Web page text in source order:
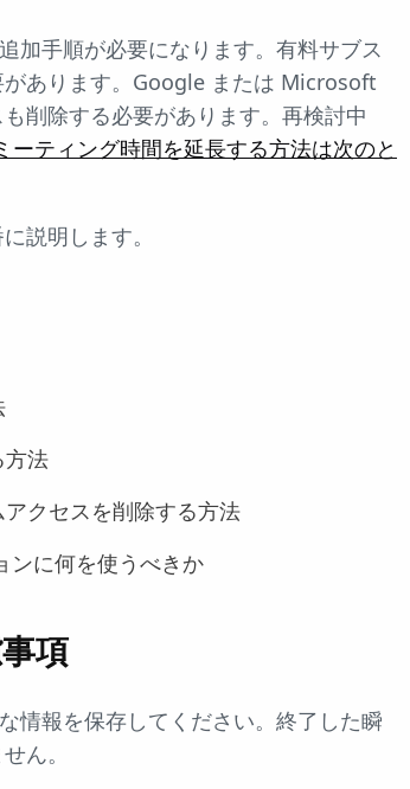
加手順が必要になります。有料サブス
あります。Google または Microsoft
削除する必要があります。再検討中
ーティング時間を延長する方法は次のと
説明します。
方法
クセスを削除する方法
ンに何を使うべきか
項
情報を保存してください。終了した瞬
ん。